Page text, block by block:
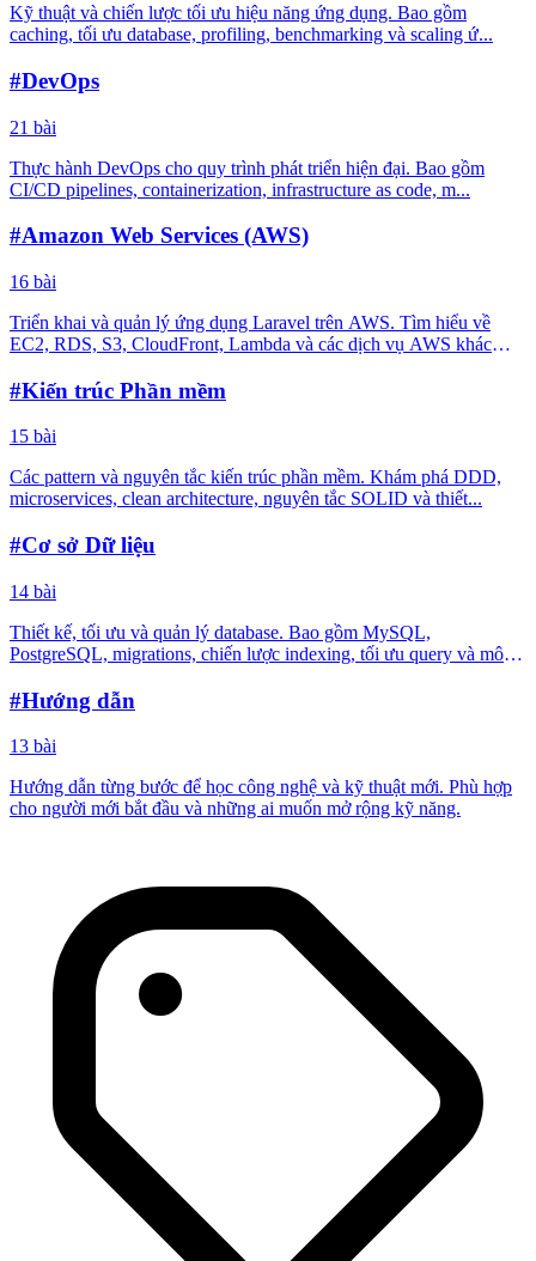
Kỹ thuật và chiến lược tối ưu hiệu năng ứng dụng. Bao gồm
caching, tối ưu database, profiling, benchmarking và scaling ứ...
#DevOps
21 bài
Thực hành DevOps cho quy trình phát triển hiện đại. Bao gồm
CI/CD pipelines, containerization, infrastructure as code, m...
#Amazon Web Services (AWS)
16 bài
Triển khai và quản lý ứng dụng Laravel trên AWS. Tìm hiểu về
EC2, RDS, S3, CloudFront, Lambda và các dịch vụ AWS khác
#Kiến trúc Phần mềm
15 bài
Các pattern và nguyên tắc kiến trúc phần mềm. Khám phá DDD,
microservices, clean architecture, nguyên tắc SOLID và thiết...
#Cơ sở Dữ liệu
14 bài
Thiết kế, tối ưu và quản lý database. Bao gồm MySQL,
PostgreSQL, migrations, chiến lược indexing, tối ưu query và mô
#Hướng dẫn
13 bài
Hướng dẫn từng bước để học công nghệ và kỹ thuật mới. Phù hợp
cho người mới bắt đầu và những ai muốn mở rộng kỹ năng.